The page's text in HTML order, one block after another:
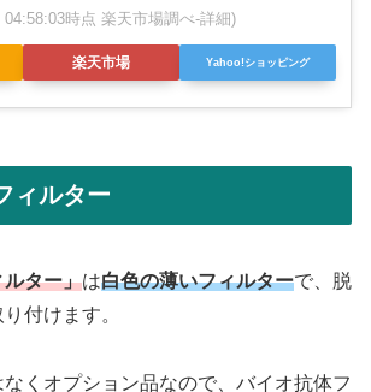
04:58:03時点 楽天市場調べ-詳細)
楽天市場 Yahoo!ショッピング
ィルター
ルター」は白色の薄いフィルターで、脱
付けます。
くオプション品なので、バイオ抗体フ